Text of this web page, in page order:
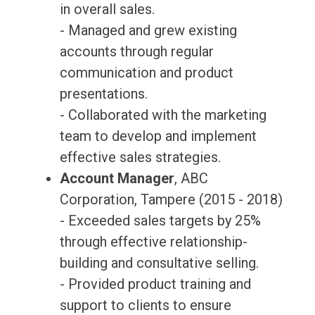
in overall sales.
- Managed and grew existing
accounts through regular
communication and product
presentations.
- Collaborated with the marketing
team to develop and implement
effective sales strategies.
Account Manager, ABC
Corporation, Tampere (2015 - 2018)
- Exceeded sales targets by 25%
through effective relationship-
building and consultative selling.
- Provided product training and
support to clients to ensure